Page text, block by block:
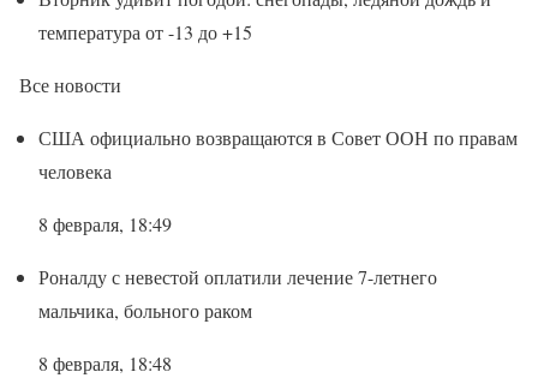
температура от -13 до +15
Все новости
США официально возвращаются в Совет ООН по правам
человека
8 февраля, 18:49
Роналду с невестой оплатили лечение 7-летнего
мальчика, больного раком
8 февраля, 18:48